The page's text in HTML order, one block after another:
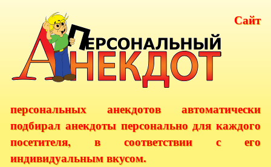
Сайт
персональных анекдотов автоматически
подбирал анекдоты персонально для каждого
посетителя, в соответствии с его
индивидуальным вкусом.